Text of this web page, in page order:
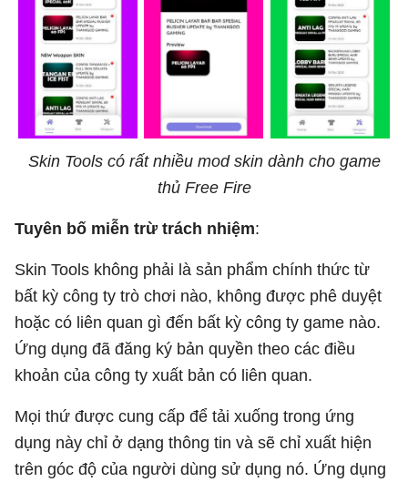
Skin Tools có rất nhiều mod skin dành cho game
thủ Free Fire
Tuyên bố miễn trừ trách nhiệm:
Skin Tools không phải là sản phẩm chính thức từ
bất kỳ công ty trò chơi nào, không được phê duyệt
hoặc có liên quan gì đến bất kỳ công ty game nào.
Ứng dụng đã đăng ký bản quyền theo các điều
khoản của công ty xuất bản có liên quan.
Mọi thứ được cung cấp để tải xuống trong ứng
dụng này chỉ ở dạng thông tin và sẽ chỉ xuất hiện
trên góc độ của người dùng sử dụng nó. Ứng dụng